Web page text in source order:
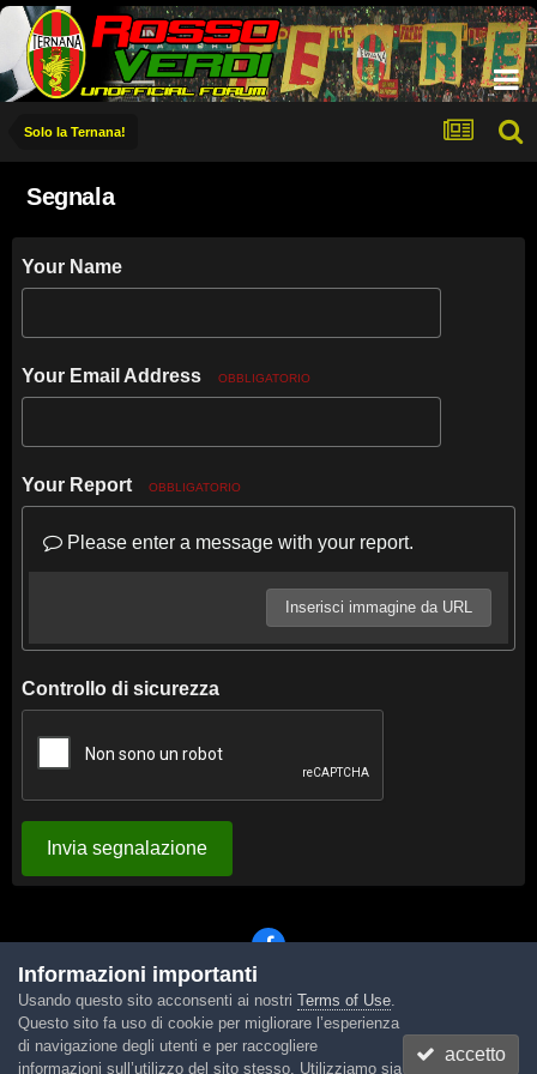
Solo la Ternana!
Segnala
Your Name
Your Email Address OBBLIGATORIO
Your Report OBBLIGATORIO
Please enter a message with your report.
Inserisci immagine da URL
Controllo di sicurezza
Invia segnalazione
Lingua Tema Contattaci Cookies
Powered by Invision Community
Informazioni importanti
Usando questo sito acconsenti ai nostri Terms of Use.
Questo sito fa uso di cookie per migliorare l’esperienza
di navigazione degli utenti e per raccogliere
informazioni sull’utilizzo del sito stesso. Utilizziamo sia
accetto